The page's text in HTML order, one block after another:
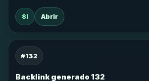
SI Abrir
#132
Backlink generado 132